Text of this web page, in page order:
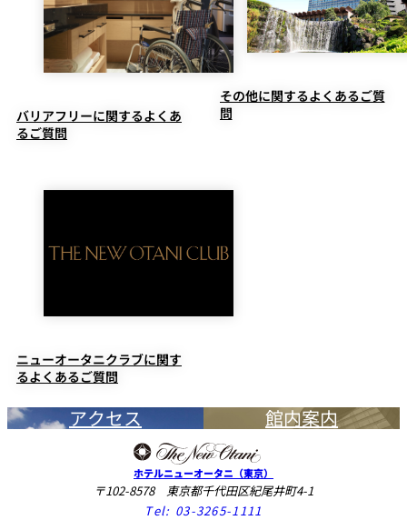
バリアフリーに関するよくあ
るご質問
その他に関するよくあるご質
問
ニューオータニクラブに関す
るよくあるご質問
アクセス 館内案内
ホテルニューオータニ（東京）
〒102-8578 東京都千代田区紀尾井町4-1
Tel: 03-3265-1111